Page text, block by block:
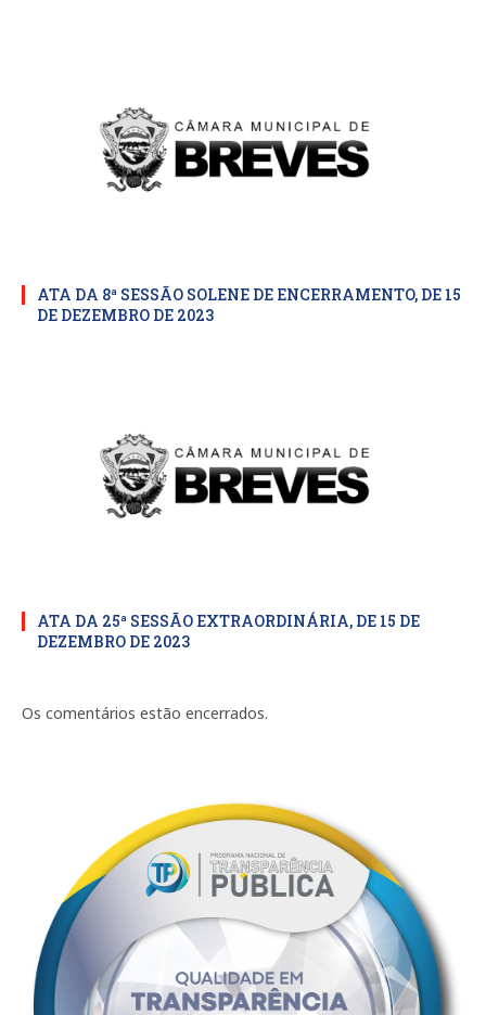
ATA DA 8ª SESSÃO SOLENE DE ENCERRAMENTO, DE 15
DE DEZEMBRO DE 2023
ATA DA 25ª SESSÃO EXTRAORDINÁRIA, DE 15 DE
DEZEMBRO DE 2023
Os comentários estão encerrados.